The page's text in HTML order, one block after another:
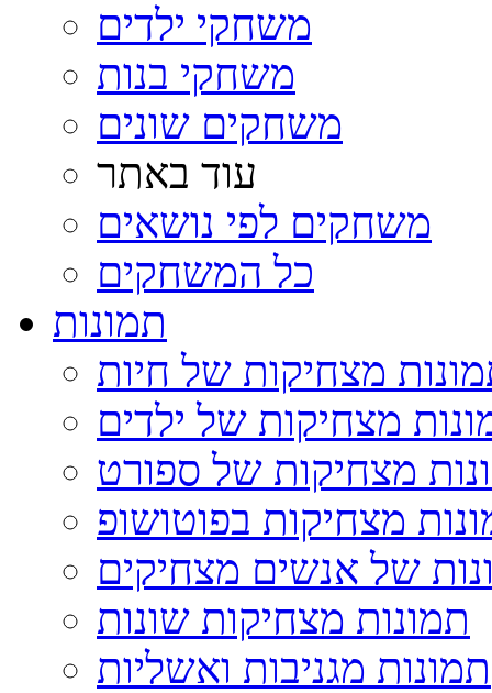
משחקי ילדים
משחקי בנות
משחקים שונים
עוד באתר
משחקים לפי נושאים
כל המשחקים
תמונות
מצחיקות של חיות
מצחיקות של ילדים
מצחיקות של ספורט
מצחיקות בפוטושופ
של אנשים מצחיקים
תמונות מצחיקות שונות
תמונות מגניבות ואשליות